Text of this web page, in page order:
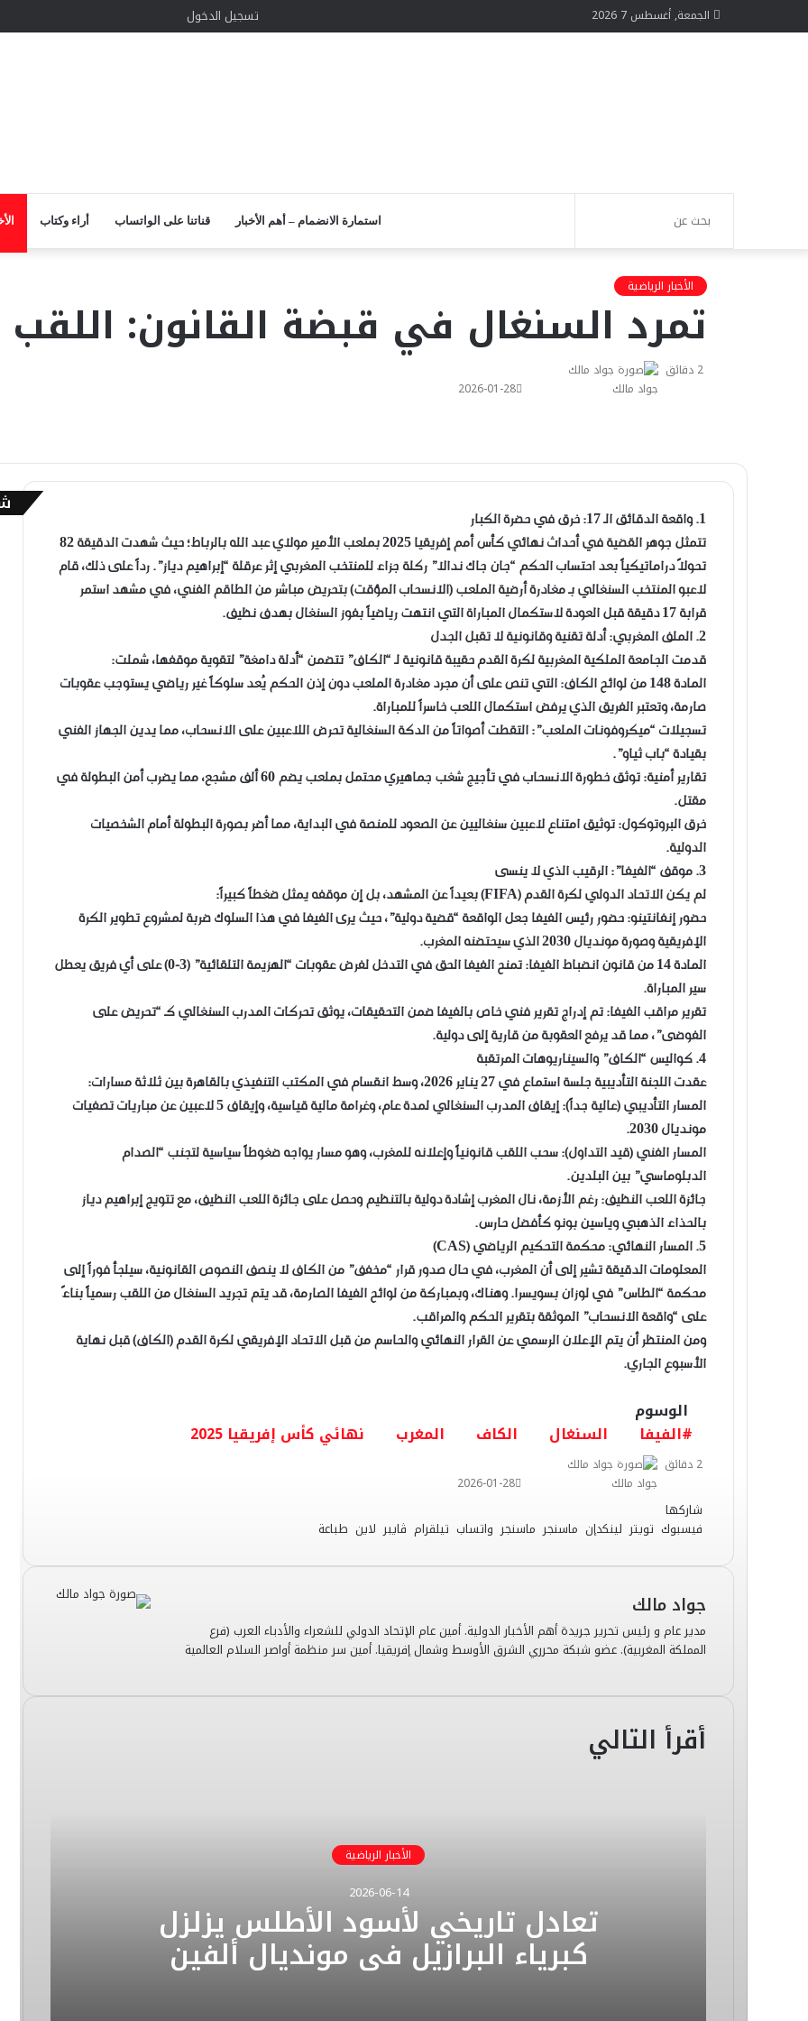
الجمعة, أغسطس 7 2026
مقالتسجيل الدخول
أراء وكتاب قناتنا على الواتساب استمارة الانضمام – أهم الأخبار بحث
عن الأخبار الرياضية
​تمرد السنغال في قبضة القانون:
جواد مالك 2026-01-28
2 دقائق
​1. واقعة الدقائق الـ 17: خرق في حضرة الكبار
​تتمثل جوهر القضية في أحداث نهائي كأس أمم إفريقيا 2025 بملعب الأمير مولاي عبد الله بالرباط؛ حيث شهدت الدقيقة 82
تحولاً دراماتيكياً بعد احتساب الحكم “جان جاك ندالا” ركلة جزاء للمنتخب المغربي إثر عرقلة “إبراهيم دياز”. رداً على ذلك، قام
لاعبو المنتخب السنغالي بـ مغادرة أرضية الملعب (الانسحاب المؤقت) بتحريض مباشر من الطاقم الفني، في مشهد استمر
قرابة 17 دقيقة قبل العودة لاستكمال المباراة التي انتهت رياضياً بفوز السنغال بهدف نظيف.
​2. الملف المغربي: أدلة تقنية وقانونية لا تقبل الجدل
​قدمت الجامعة الملكية المغربية لكرة القدم حقيبة قانونية لـ “الكاف” تتضمن “أدلة دامغة” لتقوية موقفها، شملت:
​المادة 148 من لوائح الكاف: التي تنص على أن مجرد مغادرة الملعب دون إذن الحكم يُعد سلوكاً غير رياضي يستوجب عقوبات
صارمة، وتعتبر الفريق الذي يرفض استكمال اللعب خاسراً للمباراة.
​تسجيلات “ميكروفونات الملعب”: التقطت أصواتاً من الدكة السنغالية تحرض اللاعبين على الانسحاب، مما يدين الجهاز الفني
بقيادة “باب ثياو”.
​تقارير أمنية: توثق خطورة الانسحاب في تأجيج شغب جماهيري محتمل بملعب يضم 60 ألف مشجع، مما يضرب أمن البطولة في
مقتل.
​خرق البروتوكول: توثيق امتناع لاعبين سنغاليين عن الصعود للمنصة في البداية، مما أضر بصورة البطولة أمام الشخصيات
الدولية.
​3. موقف “الفيفا”: الرقيب الذي لا ينسى
​لم يكن الاتحاد الدولي لكرة القدم (FIFA) بعيداً عن المشهد، بل إن موقفه يمثل ضغطاً كبيراً:
​حضور إنفانتينو: حضور رئيس الفيفا جعل الواقعة “قضية دولية”، حيث يرى الفيفا في هذا السلوك ضربة لمشروع تطوير الكرة
الإفريقية وصورة مونديال 2030 الذي سيحتضنه المغرب.
​المادة 14 من قانون انضباط الفيفا: تمنح الفيفا الحق في التدخل لفرض عقوبات “الهزيمة التلقائية” (3-0) على أي فريق يعطل
سير المباراة.
​تقرير مراقب الفيفا: تم إدراج تقرير فني خاص بالفيفا ضمن التحقيقات، يوثق تحركات المدرب السنغالي كـ “تحريض على
الفوضى”، مما قد يرفع العقوبة من قارية إلى دولية.
​4. كواليس “الكاف” والسيناريوهات المرتقبة
​عقدت اللجنة التأديبية جلسة استماع في 27 يناير 2026، وسط انقسام في المكتب التنفيذي بالقاهرة بين ثلاثة مسارات:
​المسار التأديبي (عالية جداً): إيقاف المدرب السنغالي لمدة عام، وغرامة مالية قياسية، وإيقاف 5 لاعبين عن مباريات تصفيات
مونديال 2030.
​المسار الفني (قيد التداول): سحب اللقب قانونياً وإعلانه للمغرب، وهو مسار يواجه ضغوطاً سياسية لتجنب “الصدام
الدبلوماسي” بين البلدين.
​جائزة اللعب النظيف: رغم الأزمة، نال المغرب إشادة دولية بالتنظيم وحصل على جائزة اللعب النظيف، مع تتويج إبراهيم دياز
بالحذاء الذهبي وياسين بونو كأفضل حارس.
​5. المسار النهائي: محكمة التحكيم الرياضي (CAS)
​المعلومات الدقيقة تشير إلى أن المغرب، في حال صدور قرار “مخفف” من الكاف لا ينصف النصوص القانونية، سيلجأ فوراً إلى
محكمة “الطاس” في لوزان بسويسرا. وهناك، وبمباركة من لوائح الفيفا الصارمة، قد يتم تجريد السنغال من اللقب رسمياً بناءً
على “واقعة الانسحاب” الموثقة بتقرير الحكم والمراقب.
​ومن المنتظر أن يتم الإعلان الرسمي عن القرار النهائي والحاسم من قبل الاتحاد الإفريقي لكرة القدم (الكاف) قبل نهاية
الأسبوع الجاري.
الوسوم
#الفيفا
السنغال الكاف المغرب نهائي كأس إفريقيا 2025
جواد مالك 2026-01-28
2 دقائق
شاركها
فيسبوك تويتر لينكدإن ماسنجر ماسنجر واتساب تيلقرام ڤايبر لاين طباعة
جواد مالك
مدير عام و رئيس تحرير جريدة أهم الأخبار الدولية. أمين عام الإتحاد الدولي للشعراء والأدباء العرب (فرع
المملكة المغربية). عضو شبكة محرري الشرق الأوسط وشمال إفريقيا. أمين سر منظمة أواصر السلام العالمية
أقرأ التالي
الأخبار الرياضية
2026-06-14
تعادل تاريخي لأسود الأطلس يزلزل
كبرياء البرازيل في مونديال ألفين
وستة وعشرين
إ